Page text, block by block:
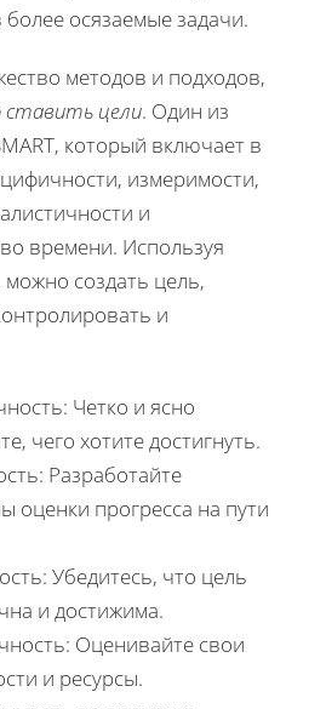
осязаемые задачи.
методов и подходов,
ставить цели. Один из
который включает в
измеримости,
и
времени. Используя
можно создать цель,
и
Четко и ясно
чего хотите достигнуть.
Разработайте
оценки прогресса на пути
Убедитесь, что цель
и достижима.
Оценивайте свои
и ресурсы.